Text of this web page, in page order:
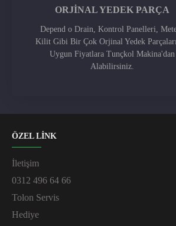
ORJINAL YEDEK PARÇA
Depend o Drain, Kontrol Panelleri,
Kilit Gibi Bir Çok Orjinal Yedek
Uygun Fiyatlara Tunçkol Makina'dan
Alabilirsiniz.
ÖZEL LİNK
İletişim
0312 496 64 66
Tolon Servis
Hediye